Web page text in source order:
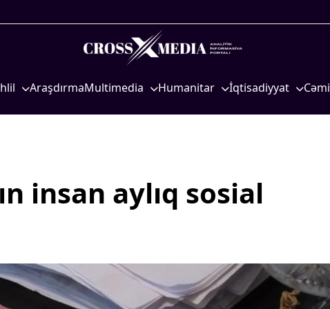
AraşdırmaMultimedia Humanitar
Mədəniyyətimizin Zəfəri
Ailə və uşaq
Turizm
İqtisadiyyat
Kənd təsərrüfatı
nəqliyyat
COP29
insan aylıq sosial